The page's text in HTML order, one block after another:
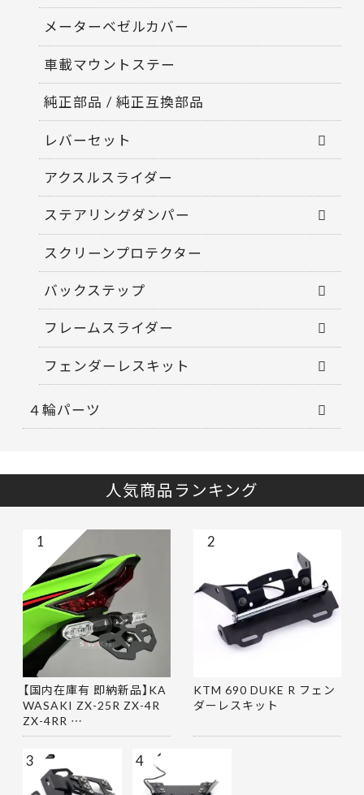
メーターベゼルカバー
車載マウントステー
純正部品 / 純正互換部品
レバーセット
アクスルスライダー
ステアリングダンパー
スクリーンプロテクター
バックステップ
フレームスライダー
フェンダーレスキット
４輪パーツ
人気商品ランキング
【国内在庫有 即納新品】KA
WASAKI ZX-25R ZX-4R
ZX-4RR …
1
KTM 690 DUKE R フェン
ダーレスキット
2
3 4